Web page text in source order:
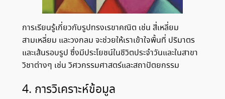
การเรียนรู้เกี่ยวกับรูปทรงเรขาคณิต เช่น สี่เหลี่ยม
สามเหลี่ยม และวงกลม จะช่วยให้เราเข้าใจพื้นที่ ปริมาตร
และเส้นรอบรูป ซึ่งมีประโยชน์ในชีวิตประจำวันและในสาขา
วิชาต่างๆ เช่น วิศวกรรมศาสตร์และสถาปัตยกรรม
4. การวิเคราะห์ข้อมูล